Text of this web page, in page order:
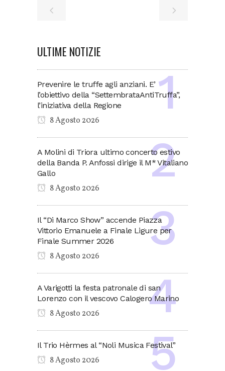
ULTIME NOTIZIE
Prevenire le truffe agli anziani. E’
l’obiettivo della “SettembrataAntiTruffa”,
l’iniziativa della Regione
8 Agosto 2026
A Molini di Triora ultimo concerto estivo
della Banda P. Anfossi dirige il M* Vitaliano
Gallo
8 Agosto 2026
Il “Di Marco Show” accende Piazza
Vittorio Emanuele a Finale Ligure per
Finale Summer 2026
8 Agosto 2026
A Varigotti la festa patronale di san
Lorenzo con il vescovo Calogero Marino
8 Agosto 2026
Il Trio Hèrmes al “Noli Musica Festival”
8 Agosto 2026